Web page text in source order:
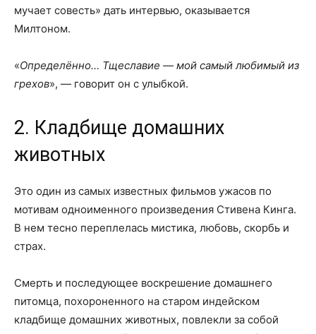
мучает совесть» дать интервью, оказывается
Милтоном.
«Определённо… Тщеславие — мой самый любимый из
грехов», — говорит он с улыбкой.
2. Кладбище домашних
животных
Это один из самых известных фильмов ужасов по
мотивам одноименного произведения Стивена Кинга.
В нем тесно переплелась мистика, любовь, скорбь и
страх.
Смерть и последующее воскрешение домашнего
питомца, похороненного на старом индейском
кладбище домашних животных, повлекли за собой